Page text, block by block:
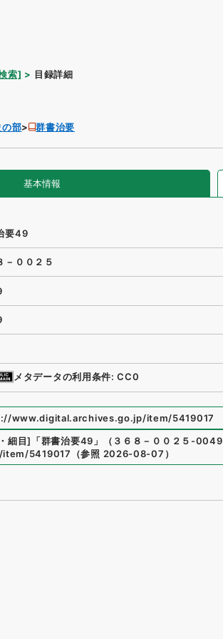
索] 目録詳細
の部 群書治要
基本情報
要49
－００２５
メタデータの利用条件: CC0
www.digital.archives.go.jp/item/5419017
細目] 「群書治要49 」 （ ３６８－００２５-0049
5419017
（参照 2026-08-07 ）